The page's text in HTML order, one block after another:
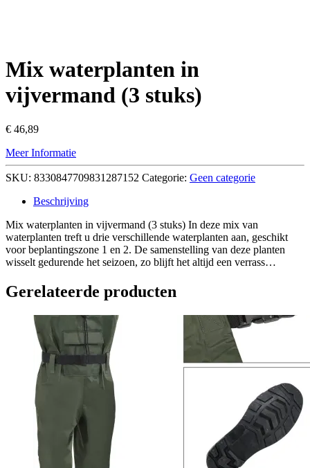
Mix waterplanten in
vijvermand (3 stuks)
€ 46,89
Meer Informatie
SKU: 8330847709831287152 Categorie: Geen categorie
Beschrijving
Mix waterplanten in vijvermand (3 stuks) In deze mix van
waterplanten treft u drie verschillende waterplanten aan, geschikt
voor beplantingszone 1 en 2. De samenstelling van deze planten
wisselt gedurende het seizoen, zo blijft het altijd een verrass…
Gerelateerde producten